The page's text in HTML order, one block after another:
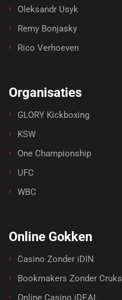
Oleksandr Usyk
Remy Bonjasky
Rico Verhoeven
Organisaties
GLORY Kickboxing
KSW
One Championship
UFC
WBC
Online Gokken
Casino Zonder iDIN
Bookmakers Zonder Cruks